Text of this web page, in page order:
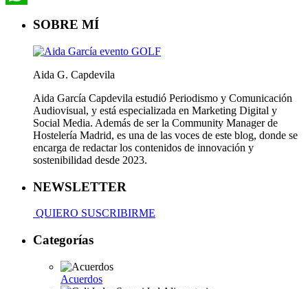
SOBRE MÍ
Aida G. Capdevila
Aida García Capdevila estudió Periodismo y Comunicación
Audiovisual, y está especializada en Marketing Digital y
Social Media. Además de ser la Community Manager de
Hostelería Madrid, es una de las voces de este blog, donde se
encarga de redactar los contenidos de innovación y
sostenibilidad desde 2023.
NEWSLETTER
QUIERO SUSCRIBIRME
Categorías
Acuerdos